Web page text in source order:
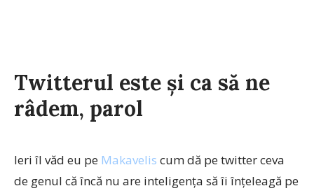
Twitterul este și ca să ne
râdem, parol
Ieri îl văd eu pe Makavelis cum dă pe twitter ceva
de genul că încă nu are inteligența să îi înțeleagă pe